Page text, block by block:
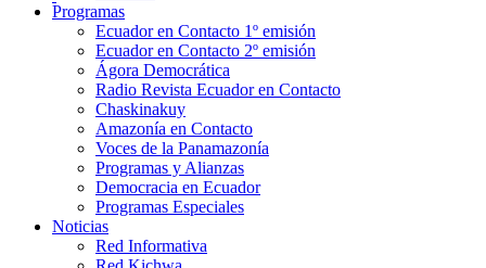
Programas
Ecuador en Contacto 1º emisión
Ecuador en Contacto 2º emisión
Ágora Democrática
Radio Revista Ecuador en Contacto
Chaskinakuy
Amazonía en Contacto
Voces de la Panamazonía
Programas y Alianzas
Democracia en Ecuador
Programas Especiales
Noticias
Red Informativa